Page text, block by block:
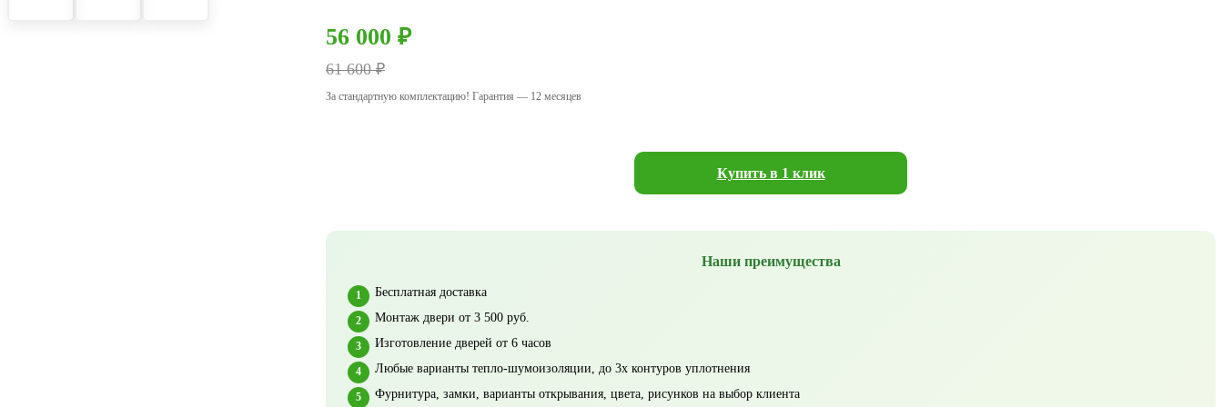
56 000 ₽
61 600 ₽
За стандартную комплектацию! Гарантия — 12 месяцев
Купить в 1 клик
Наши преимущества
Бесплатная доставка
Монтаж двери от 3 500 руб.
Изготовление дверей от 6 часов
Любые варианты тепло-шумоизоляции, до 3х контуров уплотнения
Фурнитура, замки, варианты открывания, цвета, рисунков на выбор клиента